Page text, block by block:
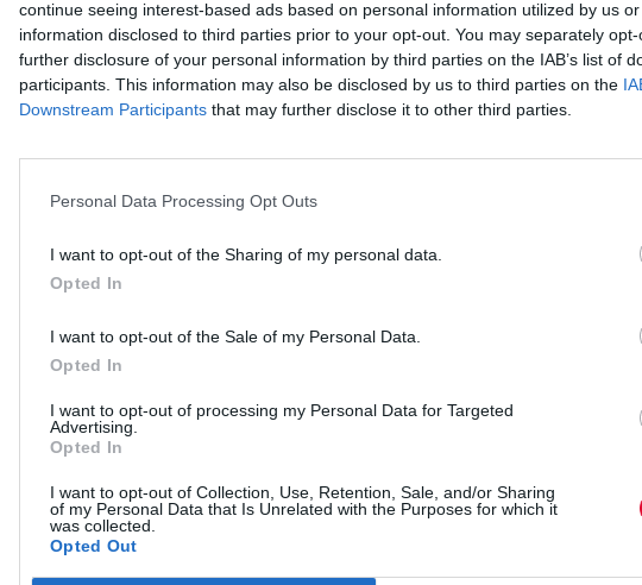
continue seeing interest-based ads based on personal information utilized by us
information disclosed to third parties prior to your opt-out. You may separately
further disclosure of your personal information by third parties on the IAB’s list of
participants. This information may also be disclosed by us to third parties on the
Downstream Participants that may further disclose it to other third parties.
Personal Data Processing Opt Outs
I want to opt-out of the Sharing of my personal data.
Opted In
I want to opt-out of the Sale of my Personal Data.
Opted In
I want to opt-out of processing my Personal Data for Targeted
Advertising.
Opted In
I want to opt-out of Collection, Use, Retention, Sale, and/or Sharing
of my Personal Data that Is Unrelated with the Purposes for which it
was collected.
Opted Out
Παράλληλα, η Marshall ετοιμάζεται για μια
για την προώθηση του νέου live album της,
επαναδημιουργεί τη θρυλική συναυλία του Bob
από το 1966.
Όσο για τον Pop, εκείνος πρόσφατα παρουσίασε
επεισόδιο της ραδιοφωνικής του εκπομπής με τον
Waits, όπου μοιράστηκαν ιστορίες και έπαιξαν